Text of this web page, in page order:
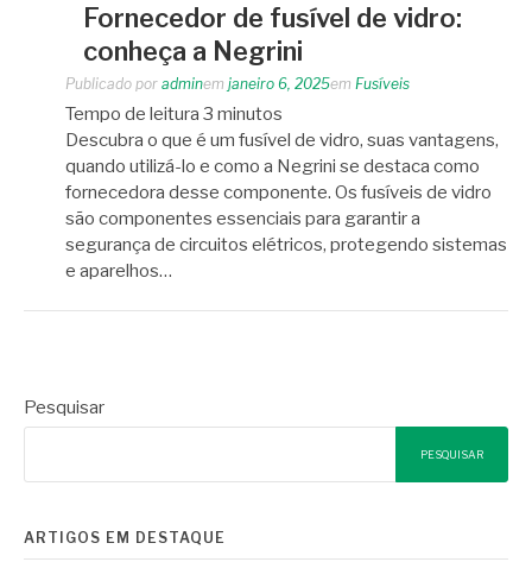
Fornecedor de fusível de vidro:
conheça a Negrini
Publicado por adminem janeiro 6, 2025em Fusíveis
Tempo de leitura 3 minutos
Descubra o que é um fusível de vidro, suas vantagens,
quando utilizá-lo e como a Negrini se destaca como
fornecedora desse componente. Os fusíveis de vidro
são componentes essenciais para garantir a
segurança de circuitos elétricos, protegendo sistemas
e aparelhos…
Pesquisar
PESQUISAR
ARTIGOS EM DESTAQUE